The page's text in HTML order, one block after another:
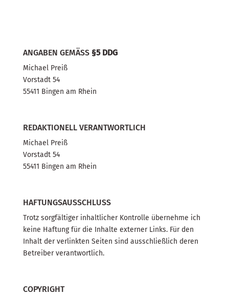
ANGABEN GEMÄSS §5 DDG
Michael Preiß
Vorstadt 54
55411 Bingen am Rhein
REDAKTIONELL VERANTWORTLICH
Michael Preiß
Vorstadt 54
55411 Bingen am Rhein
HAFTUNGSAUSSCHLUSS
Trotz sorgfältiger inhaltlicher Kontrolle übernehme ich
keine Haftung für die Inhalte externer Links. Für den
Inhalt der verlinkten Seiten sind ausschließlich deren
Betreiber verantwortlich.
COPYRIGHT